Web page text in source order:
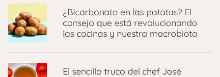
¿Bicarbonato en las patatas? El
consejo que está revolucionando
las cocinas y nuestra macrobiota
El sencillo truco del chef José